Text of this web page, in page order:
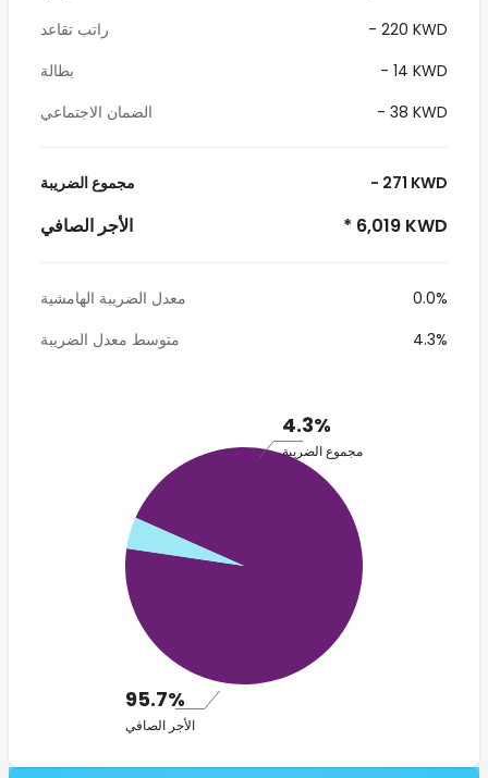
راتب تقاعد
- 220 KWD
بطالة
- 14 KWD
الضمان الاجتماعي
- 38 KWD
مجموع الضريبة - 271 KWD
الأجر الصافي * 6,019 KWD
معدل الضريبة الهامشية
0.0%
متوسط معدل الضريبة
4.3%
4.3%
مجموع الضريبة
95.7%
الأجر الصافي